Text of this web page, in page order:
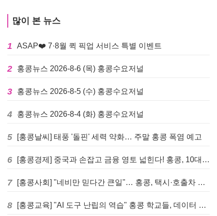
많이 본 뉴스
1 ASAP❤️ 7·8월 퀵 픽업 서비스 특별 이벤트
2 홍콩뉴스 2026-8-6 (목) 홍콩수요저널
3 홍콩뉴스 2026-8-5 (수) 홍콩수요저널
4 홍콩뉴스 2026-8-4 (화) 홍콩수요저널
5 [홍콩날씨] 태풍 '돌핀' 세력 약화… 주말 홍콩 폭염 예고
6 [홍콩경제] 중국과 손잡고 금융 영토 넓힌다! 홍콩, 10대 신규 정책 발표
7 [홍콩사회] "네비만 믿다간 큰일"… 홍콩, 택시·호출차 통합 시험 도입하며 규제 본격화
8 [홍콩교육] "AI 도구 난립의 역습" 홍콩 학교들, 데이터 고립에 교육 효과 평가 비상